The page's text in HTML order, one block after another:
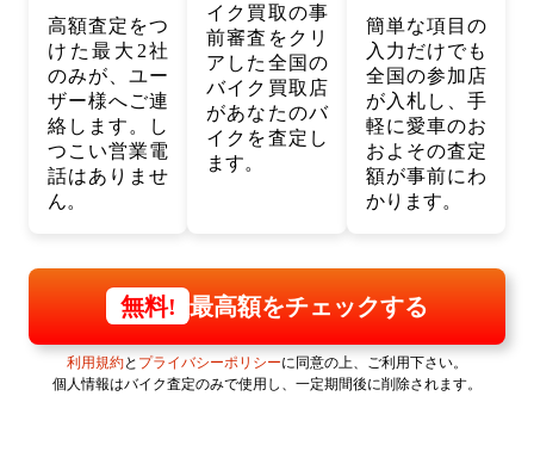
高額査定をつ
けた最大2社
のみが、ユー
ザー様へご連
絡します。し
つこい営業電
話はありませ
ん。
イク買取の事
前審査をクリ
アした全国の
バイク買取店
があなたのバ
イクを査定し
ます。
簡単な項目の
入力だけでも
全国の参加店
が入札し、手
軽に愛車のお
およその査定
額が事前にわ
かります。
無料! 最高額をチェックする
利用規約と プライバシーポリシーに同意の上、ご利用下さい。
個人情報はバイク査定のみで使用し、一定期間後に削除されます。